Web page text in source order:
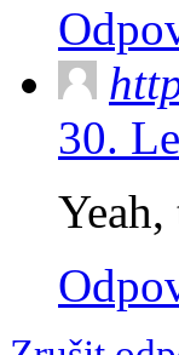
30.
Yeah,